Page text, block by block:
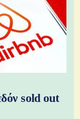
sold out